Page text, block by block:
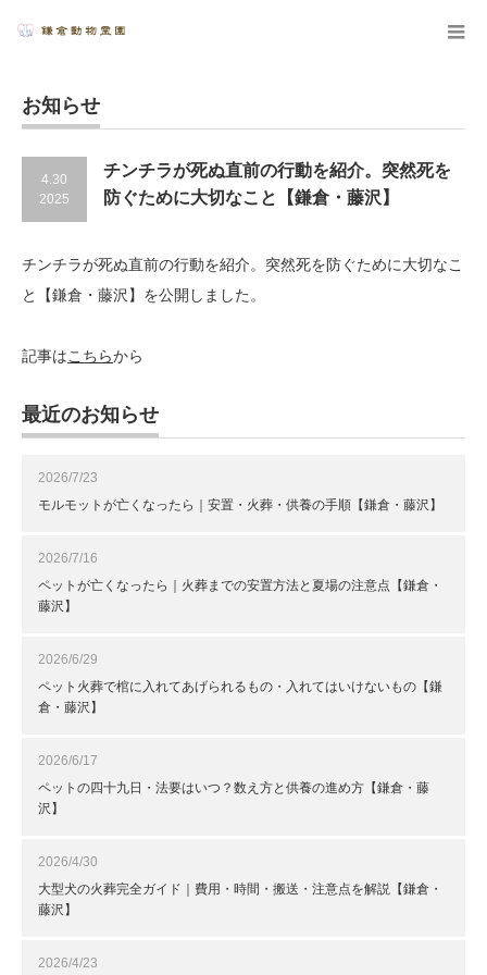
お知らせ
4.30
2025
チンチラが死ぬ直前の行動を紹介。突然死を
防ぐために大切なこと【鎌倉・藤沢】
チンチラが死ぬ直前の行動を紹介。突然死を防ぐために大切なこ
と【鎌倉・藤沢】を公開しました。
記事はこちらから
最近のお知らせ
2026/7/23
モルモットが亡くなったら｜安置・火葬・供養の手順【鎌倉・藤沢】
2026/7/16
ペットが亡くなったら｜火葬までの安置方法と夏場の注意点【鎌倉・
藤沢】
2026/6/29
ペット火葬で棺に入れてあげられるもの・入れてはいけないもの【鎌
倉・藤沢】
2026/6/17
ペットの四十九日・法要はいつ？数え方と供養の進め方【鎌倉・藤
沢】
2026/4/30
大型犬の火葬完全ガイド｜費用・時間・搬送・注意点を解説【鎌倉・
藤沢】
2026/4/23